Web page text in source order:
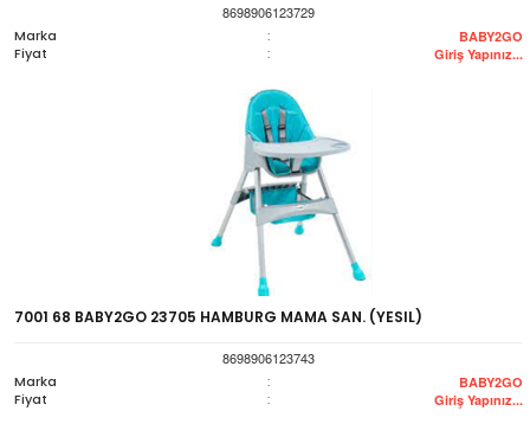
8698906123729
Marka
: BABY2GO
Fiyat : Giriş Yapınız...
7001 68 BABY2GO 23705 HAMBURG MAMA SAN. (YESIL)
8698906123743
Marka
: BABY2GO
Fiyat : Giriş Yapınız...